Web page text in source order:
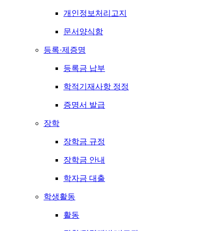
개인정보처리고지
문서양식함
등록·제증명
등록금 납부
학적기재사항 정정
증명서 발급
장학
장학금 규정
장학금 안내
학자금 대출
학생활동
활동